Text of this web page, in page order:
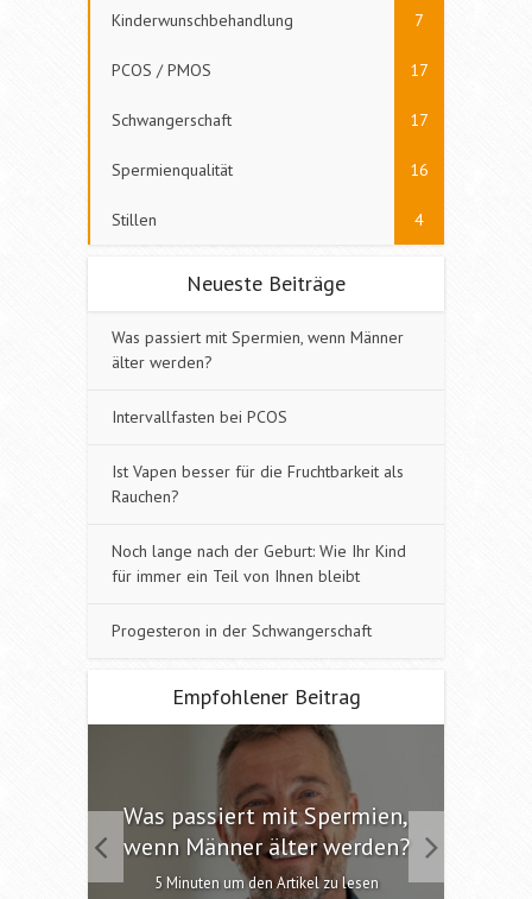
Kinderwunschbehandlung 7
PCOS / PMOS 17
Schwangerschaft 17
Spermienqualität 16
Stillen 4
Neueste Beiträge
Was passiert mit Spermien, wenn Männer
älter werden?
Intervallfasten bei PCOS
Ist Vapen besser für die Fruchtbarkeit als
Rauchen?
Noch lange nach der Geburt: Wie Ihr Kind
für immer ein Teil von Ihnen bleibt
Progesteron in der Schwangerschaft
Empfohlener Beitrag
Was passiert mit Spermien,
wenn Männer älter werden?
5 Minuten um den Artikel zu lesen